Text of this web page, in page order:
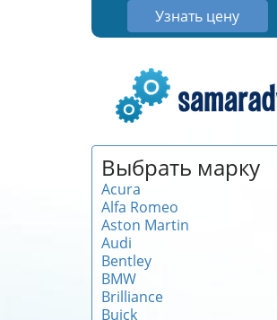
Узнать цену
Выбрать марку
Acura
Alfa Romeo
Aston Martin
Audi
Bentley
BMW
Brilliance
Buick